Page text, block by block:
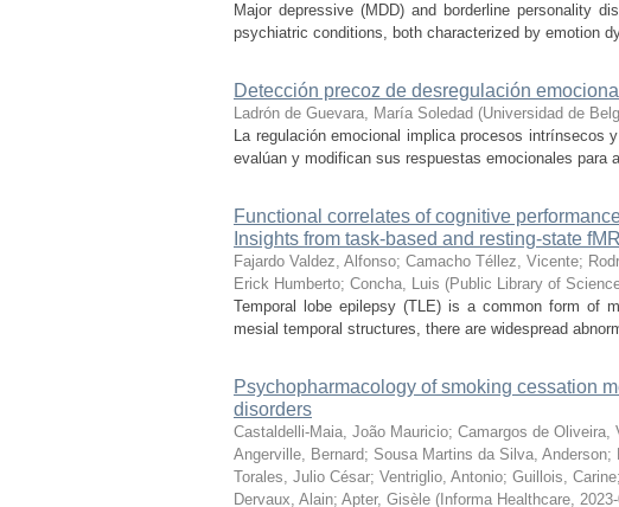
Major depressive (MDD) and borderline personality
psychiatric conditions, both characterized by emotion
Detección precoz de desregulación
Ladrón de Guevara, María Soledad (Universidad de
La regulación emocional implica procesos intrínsecos
evalúan y modifican sus respuestas emocionales
Functional correlates of cognitive
Insights from task-based and resting-state fMRI
Fajardo Valdez, Alfonso; Camacho Téllez, Vicente;
Erick Humberto; Concha, Luis (Public Library of
Temporal lobe epilepsy (TLE) is a common form of
mesial temporal structures, there are widespread
Psychopharmacology of smoking cessation
disorders
Castaldelli-Maia, João Mauricio; Camargos de Oliveira,
Angerville, Bernard; Sousa Martins da Silva, Anderson;
Torales, Julio César; Ventriglio, Antonio; Guillois, Carine;
Dervaux, Alain; Apter, Gisèle ( Informa Healthcare,